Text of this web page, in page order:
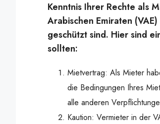
Kenntnis Ihrer Rechte als
Arabischen Emiraten
geschützt sind. Hier sind
sollten:
Mietvertrag: Als Mieter
die Bedingungen Ihres
alle anderen
Kaution: Vermieter in der